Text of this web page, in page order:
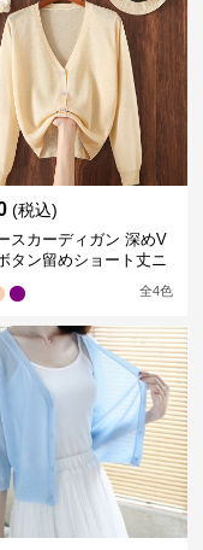
(税込)
スカーディガン 深めV
タン留めショート丈ニ
全4色